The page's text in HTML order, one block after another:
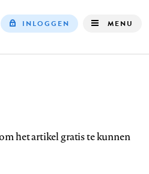
INLOGGEN MENU
het artikel gratis te kunnen